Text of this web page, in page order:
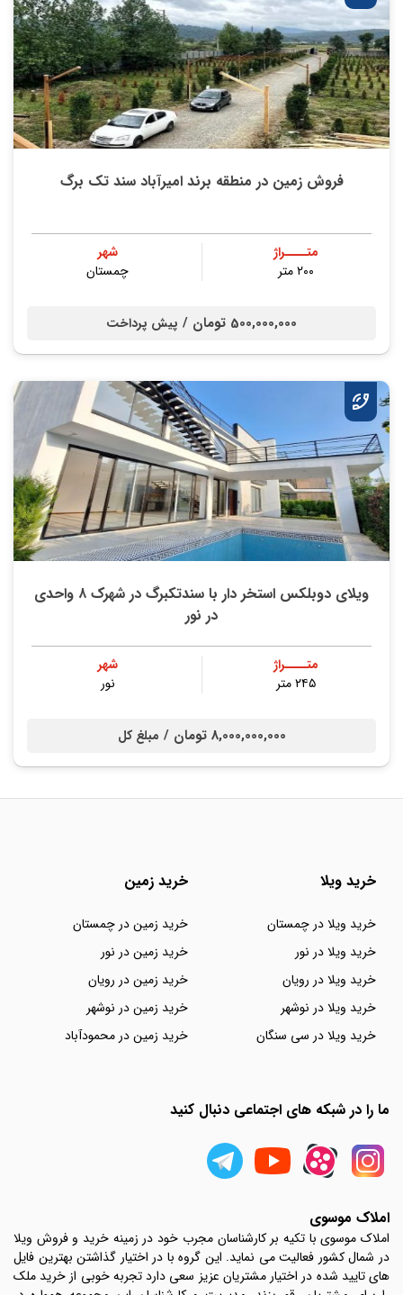
فروش زمین در منطقه برند امیرآباد سند تک برگ
متــــراژ
۲۰۰ متر
شهر
چمستان
500,000,000 تومان / پیش پرداخت
ویلای دوبلکس استخر دار با سندتکبرگ در شهرک ۸ واحدی
در نور
متــــراژ
۲۴۵ متر
شهر
نور
8,000,000,000 تومان / مبلغ کل
خرید ویلا
خرید ویلا در چمستان
خرید ویلا در نور
خرید ویلا در رویان
خرید ویلا در نوشهر
خرید ویلا در سی سنگان
خرید زمین
خرید زمین در چمستان
خرید زمین در نور
خرید زمین در رویان
خرید زمین در نوشهر
خرید زمین در محمودآباد
ما را در شبکه های اجتماعی دنبال کنید
املاک موسوی
املاک موسوی با تکیه بر کارشناسان مجرب خود در زمینه خرید و فروش ویلا
در شمال کشور فعالیت می نماید. این گروه با در اختیار گذاشتن بهترین فایل
های تایید شده در اختیار مشتریان عزیز سعی دارد تجربه خوبی از خرید ملک